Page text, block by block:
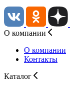
О компании
О компании
Контакты
Каталог